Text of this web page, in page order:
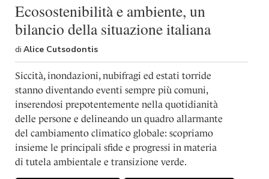
Ecosostenibilità e ambiente, un
bilancio della situazione italiana
di Alice Cutsodontis
Siccità, inondazioni, nubifragi ed estati torride
stanno diventando eventi sempre più comuni,
inserendosi prepotentemente nella quotidianità
delle persone e delineando un quadro allarmante
del cambiamento climatico globale: scopriamo
insieme le principali sfide e progressi in materia
di tutela ambientale e transizione verde.